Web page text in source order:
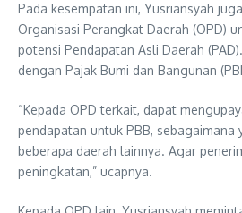
Pada kesempatan ini, Yusriansyah
Organisasi Perangkat Daerah (OPD)
potensi Pendapatan Asli Daerah
dengan Pajak Bumi dan Bangunan
“Kepada OPD terkait, dapat
pendapatan untuk PBB, sebagaimana
beberapa daerah lainnya. Agar
peningkatan,” ucapnya.